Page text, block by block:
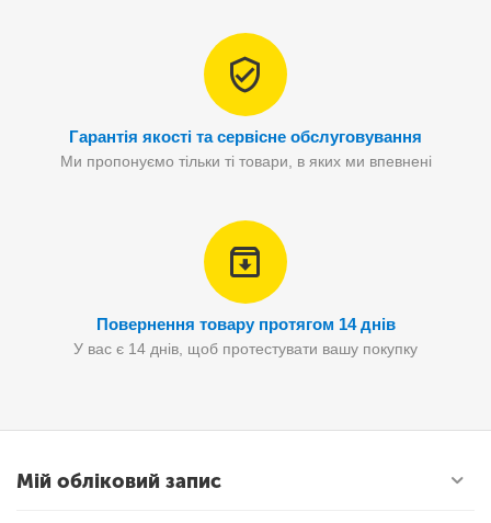
Гарантія якості та сервісне обслуговування
Ми пропонуємо тільки ті товари, в яких ми впевнені
Повернення товару протягом 14 днів
У вас є 14 днів, щоб протестувати вашу покупку
Мій обліковий запис